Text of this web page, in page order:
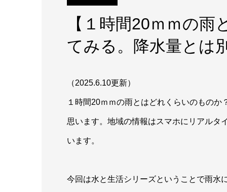
【１時間20ｍｍの
てみる。降水量とは
（2025.6.10更新）
１時間20ｍｍの雨とはどれくらいのもの
思います。地域の情報はスマホにリアルタ
います。
今回は水と生活シリーズということで雨水